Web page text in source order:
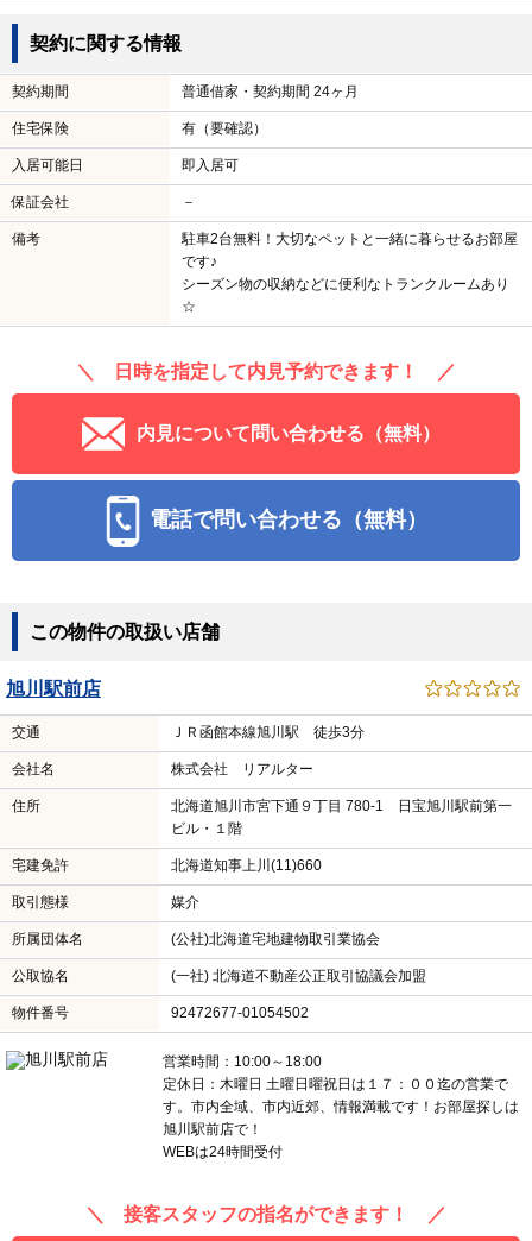
契約に関する情報
契約期間 普通借家・契約期間 24ヶ月
住宅保険 有（要確認）
入居可能日 即入居可
保証会社 －
備考
駐車2台無料！大切なペットと一緒に暮らせるお部屋
です♪
シーズン物の収納などに便利なトランクルームあり
☆
＼ 日時を指定して内見予約できます！ ／
内見について問い合わせる（無料）
電話で問い合わせる（無料）
この物件の取扱い店舗
旭川駅前店
交通 ＪＲ函館本線旭川駅 徒歩3分
会社名 株式会社 リアルター
住所
北海道旭川市宮下通９丁目 780-1 日宝旭川駅前第一
ビル・１階
宅建免許 北海道知事上川(11)660
取引態様 媒介
所属団体名 (公社)北海道宅地建物取引業協会
公取協名 (一社) 北海道不動産公正取引協議会加盟
物件番号 92472677-01054502
営業時間：10:00～18:00
定休日：木曜日 土曜日曜祝日は１７：００迄の営業で
す。市内全域、市内近郊、情報満載です！お部屋探しは
旭川駅前店で！
WEBは24時間受付
＼ 接客スタッフの指名ができます！ ／